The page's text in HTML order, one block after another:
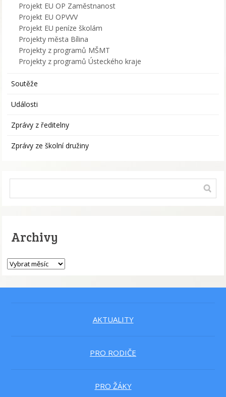
Projekt EU OP Zaměstnanost
Projekt EU OPVVV
Projekt EU peníze školám
Projekty města Bílina
Projekty z programů MŠMT
Projekty z programů Ústeckého kraje
Soutěže
Události
Zprávy z ředitelny
Zprávy ze školní družiny
Archivy
AKTUALITY
PRO RODIČE
PRO ŽÁKY